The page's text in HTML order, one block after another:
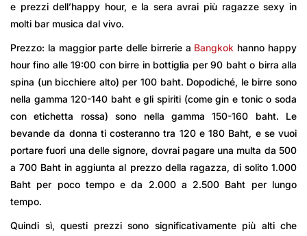
e prezzi dell’happy hour, e la sera avrai più ragazze sexy in
molti bar musica dal vivo.
Prezzo: la maggior parte delle birrerie a Bangkok hanno happy
hour fino alle 19:00 con birre in bottiglia per 90 baht o birra alla
spina (un bicchiere alto) per 100 baht. Dopodiché, le birre sono
nella gamma 120-140 baht e gli spiriti (come gin e tonic o soda
con etichetta rossa) sono nella gamma 150-160 baht. Le
bevande da donna ti costeranno tra 120 e 180 Baht, e se vuoi
portare fuori una delle signore, dovrai pagare una multa da 500
a 700 Baht in aggiunta al prezzo della ragazza, di solito 1.000
Baht per poco tempo e da 2.000 a 2.500 Baht per lungo
tempo.
Quindi sì, questi prezzi sono significativamente più alti che